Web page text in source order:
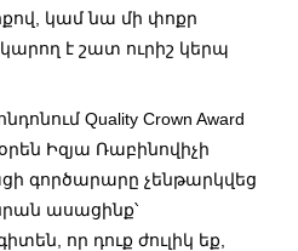
կամ նա մի փոքր
է շատ ուրիշ կերպ
Quality Crown Award
Իզյա Ռաբինովիչի
գործարարը չենթարկվեց
ասացինք՝
որ դուք ժուլիկ եք,